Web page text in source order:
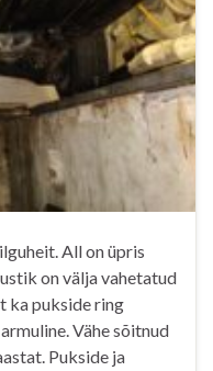
All on üpris
on välja vahetatud
ka pukside ring
Vähe sõitnud
Pukside ja